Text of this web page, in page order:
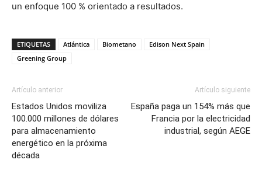
un enfoque 100 % orientado a resultados.
ETIQUETAS Atlántica Biometano
Edison Next Spain
Greening Group
Artículo anterior
Estados Unidos moviliza
100.000 millones de dólares
para almacenamiento
energético en la próxima
década
Artículo siguiente
España paga un 154% más que
Francia por la electricidad
industrial, según AEGE